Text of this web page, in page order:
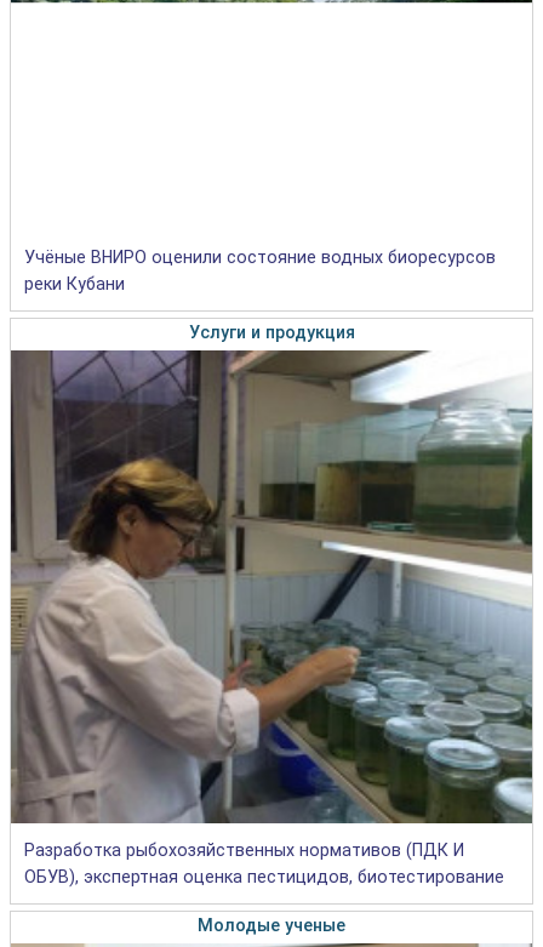
Учёные ВНИРО оценили состояние водных биоресурсов
реки Кубани
Услуги и продукция
Разработка рыбохозяйственных нормативов (ПДК И
ОБУВ), экспертная оценка пестицидов, биотестирование
Молодые ученые